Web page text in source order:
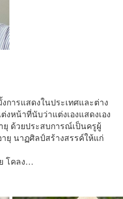
ารแสดงในประเทศและต่าง
หน้าที่นับว่าแต่งเองแสดงเอง
ยุ ด้วยประสบการณ์เป็นครูผู้
ยุ นาฏศิลป์สร้างสรรค์ให้แก่
โคลง…